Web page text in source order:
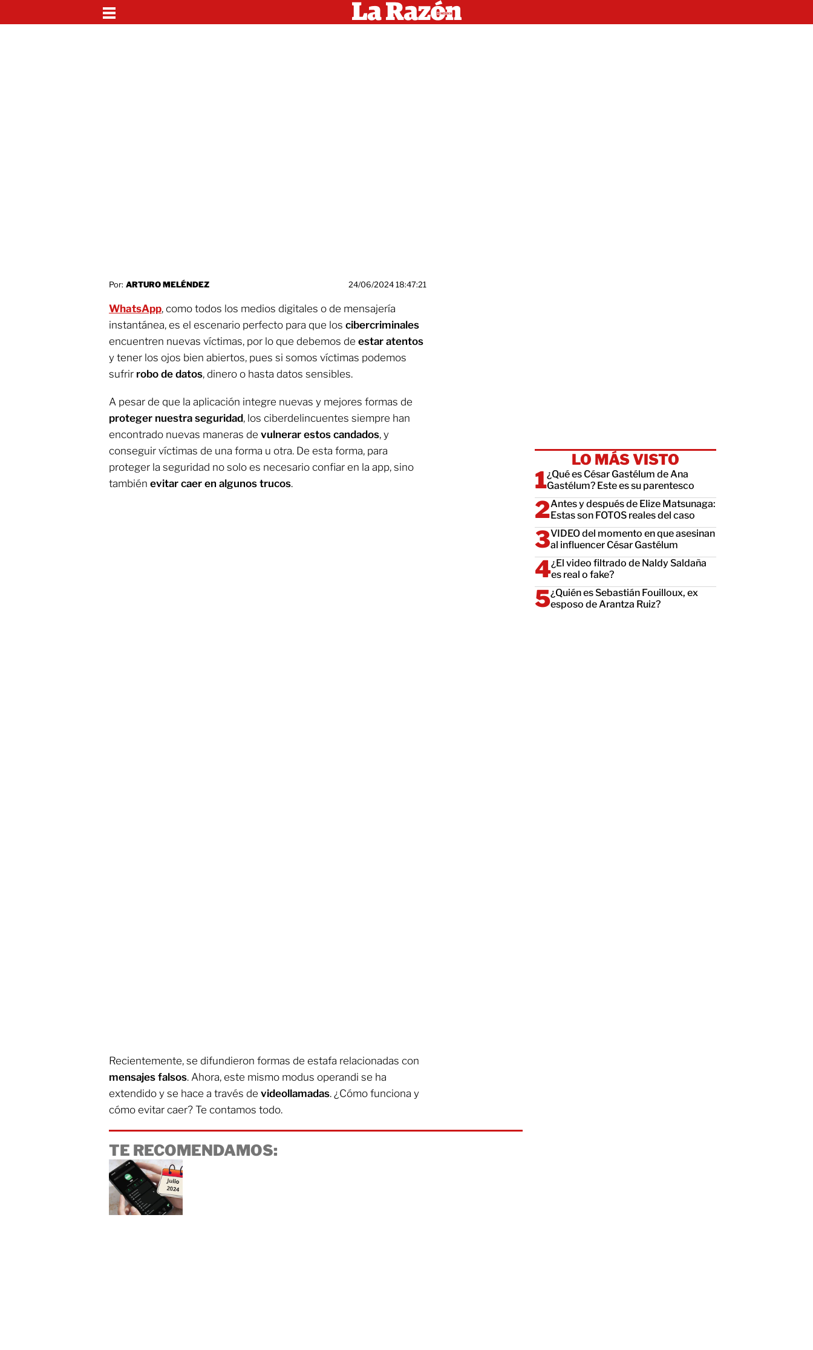
Por: ARTURO MELÉNDEZ 24/06/2024 18:47:21
WhatsApp, como todos los medios digitales o de mensajería
instantánea, es el escenario perfecto para que los cibercriminales
encuentren nuevas víctimas, por lo que debemos de estar atentos
y tener los ojos bien abiertos, pues si somos víctimas podemos
sufrir robo de datos, dinero o hasta datos sensibles.
A pesar de que la aplicación integre nuevas y mejores formas de
proteger nuestra seguridad, los ciberdelincuentes siempre han
encontrado nuevas maneras de vulnerar estos candados, y
conseguir víctimas de una forma u otra. De esta forma, para
proteger la seguridad no solo es necesario confiar en la app, sino
también evitar caer en algunos trucos.
Recientemente, se difundieron formas de estafa relacionadas con
mensajes falsos. Ahora, este mismo modus operandi se ha
extendido y se hace a través de videollamadas. ¿Cómo funciona y
cómo evitar caer? Te contamos todo.
TE RECOMENDAMOS:
LO MÁS VISTO
¿Qué es César Gastélum de Ana
Gastélum? Este es su parentesco
Antes y después de Elize Matsunaga:
Estas son FOTOS reales del caso
VIDEO del momento en que asesinan
al influencer César Gastélum
¿El video filtrado de Naldy Saldaña
es real o fake?
¿Quién es Sebastián Fouilloux, ex
esposo de Arantza Ruiz?